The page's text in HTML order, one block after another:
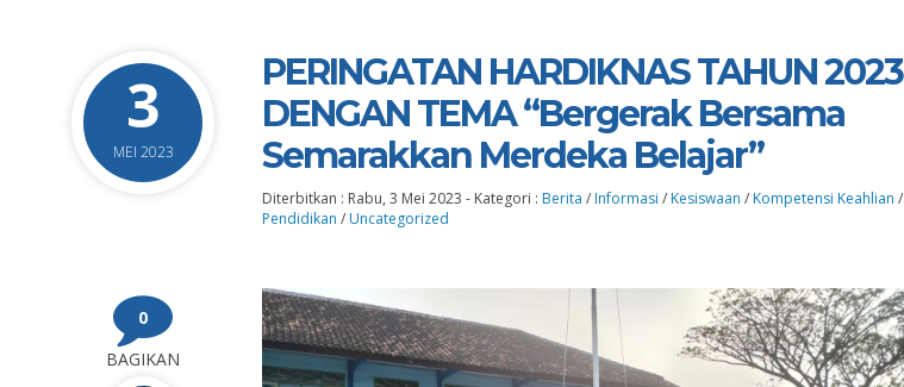
3
MEI 2023
PERINGATAN HARDIKNAS TAHUN 2023
DENGAN TEMA “Bergerak Bersama
Semarakkan Merdeka Belajar”
Diterbitkan : Rabu, 3 Mei 2023 - Kategori : Berita / Informasi / Kesiswaan / Kompetensi Keahlian /
Pendidikan / Uncategorized
0
BAGIKAN